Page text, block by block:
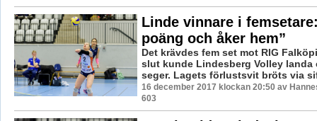
Linde vinnare i
poäng och åker hem”
Det krävdes fem set mot RIG
slut kunde Lindesberg Volley landa
seger. Lagets förlustsvit bröts via
16 december 2017 klockan 20:50 av
603